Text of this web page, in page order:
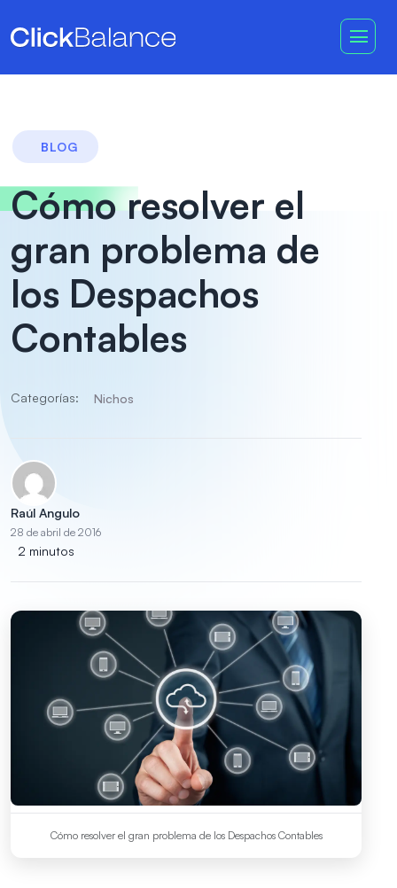
BLOG
Cómo resolver el
gran problema de
los Despachos
Contables
Categorías: Nichos
Raúl Angulo
28 de abril de 2016
2 minutos
Cómo resolver el gran problema de los Despachos Contables